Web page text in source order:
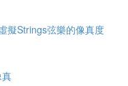
Strings弦樂的像真度